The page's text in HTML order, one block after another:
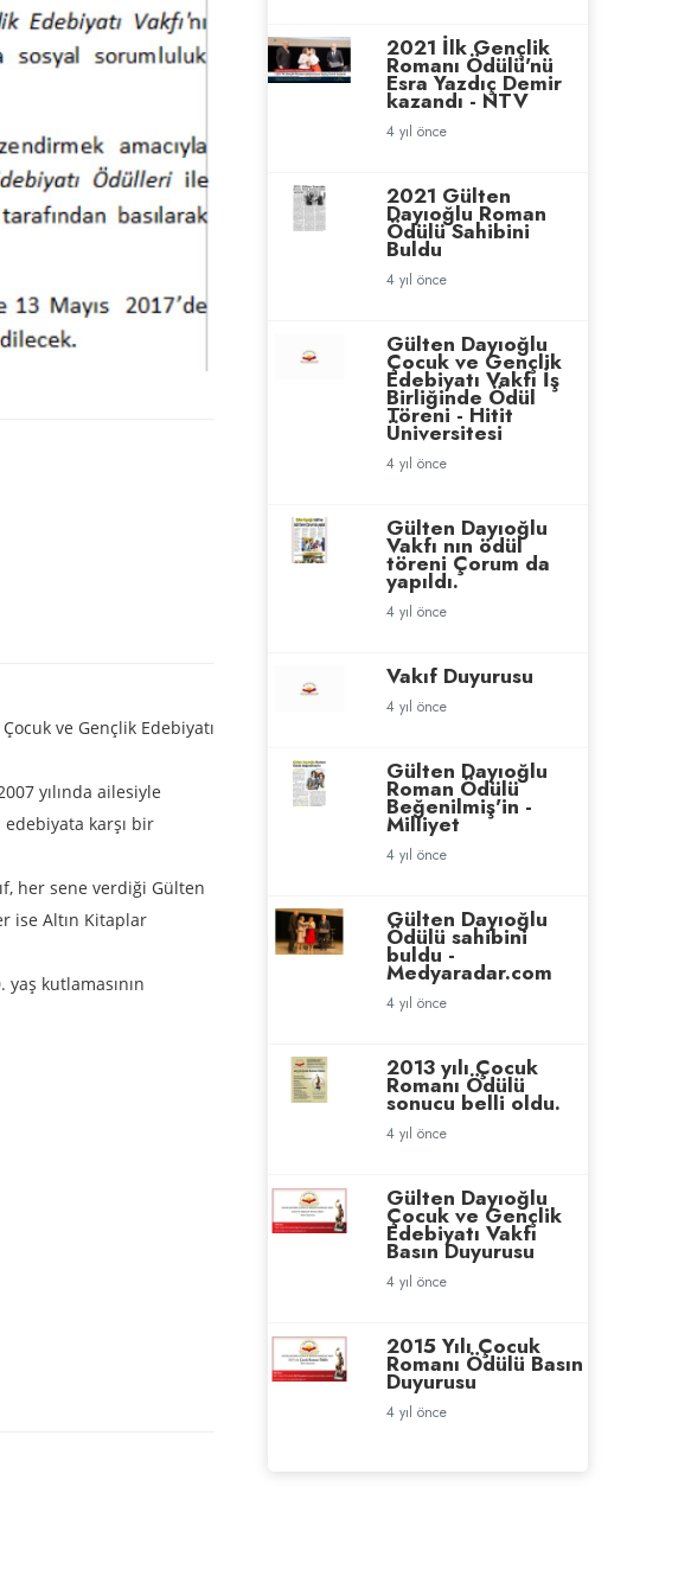
ve Gençlik Edebiyatı
yılında ailesiyle
edebiyata karşı bir
her sene verdiği Gülten
ise Altın Kitaplar
kutlamasının
2021 İlk Gençlik
Romanı Ödülü'nü
Esra Yazdıç Demir
kazandı - NTV
4 yıl önce
2021 Gülten
Dayıoğlu Roman
Ödülü Sahibini
Buldu
4 yıl önce
Gülten Dayıoğlu
Çocuk ve Gençlik
Edebiyatı Vakfı İş
Birliğinde Ödül
Töreni - Hitit
Üniversitesi
4 yıl önce
Gülten Dayıoğlu
Vakfı nın ödül
töreni Çorum da
yapıldı.
4 yıl önce
Vakıf Duyurusu
4 yıl önce
Gülten Dayıoğlu
Roman Ödülü
Beğenilmiş'in -
Milliyet
4 yıl önce
Gülten Dayıoğlu
Ödülü sahibini
buldu -
Medyaradar.com
4 yıl önce
2013 yılı Çocuk
Romanı Ödülü
sonucu belli oldu.
4 yıl önce
Gülten Dayıoğlu
Çocuk ve Gençlik
Edebiyatı Vakfı
Basın Duyurusu
4 yıl önce
2015 Yılı Çocuk
Romanı Ödülü Basın
Duyurusu
4 yıl önce